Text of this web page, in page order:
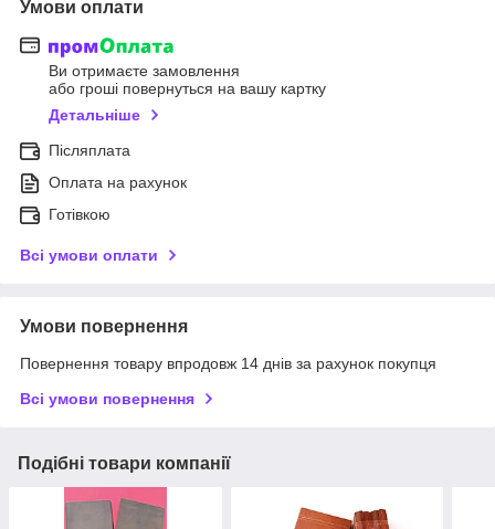
Умови оплати
Ви отримаєте замовлення
або гроші повернуться на вашу картку
Детальніше
Післяплата
Оплата на рахунок
Готівкою
Всі умови оплати
Умови повернення
Повернення товару впродовж 14 днів за рахунок покупця
Всі умови повернення
Подібні товари компанії